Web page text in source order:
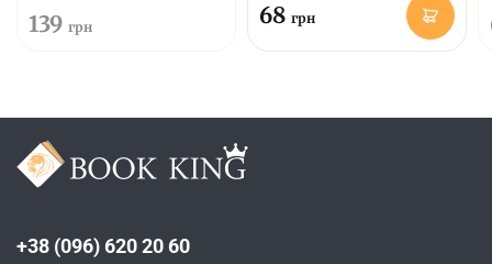
139 грн 68 грн
+38 (096) 620 20 60